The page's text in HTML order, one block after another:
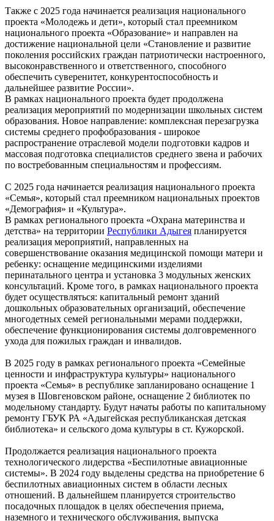
Также с 2025 года начинается реализация национального
проекта «Молодежь и дети», который стал преемником
национального проекта «Образование» и направлен на
достижение национальной цели «Становление и развитие
поколения российских граждан патриотически настроенного,
высоконравственного и ответственного, способного
обеспечить суверенитет, конкурентоспособность и
дальнейшее развитие России».
В рамках национального проекта будет продолжена
реализация мероприятий по модернизации школьных систем
образования. Новое направление: комплексная перезагрузка
системы среднего профобразования - широкое
распространение отраслевой модели подготовки кадров и
массовая подготовка специалистов среднего звена и рабочих
по востребованным специальностям и профессиям.
С 2025 года начинается реализация национального проекта
«Семья», который стал преемником национальных проектов
«Демография» и «Культура».
В рамках регионального проекта «Охрана материнства и
детства» на территории Республики Адыгея планируется
реализация мероприятий, направленных на
совершенствование оказания медицинской помощи матери и
ребенку: оснащение медицинскими изделиями
перинатального центра и установка 3 модульных женских
консультаций. Кроме того, в рамках национального проекта
будет осуществляться: капитальный ремонт зданий
дошкольных образовательных организаций, обеспечение
многодетных семей региональными мерами поддержки,
обеспечение функционирования системы долговременного
ухода для пожилых граждан и инвалидов.
В 2025 году в рамках регионального проекта «Семейные
ценности и инфраструктура культуры» национального
проекта «Семья» в республике запланировано оснащение 1
музея в Шовгеновском районе, оснащение 2 библиотек по
модельному стандарту. Будут начаты работы по капитальному
ремонту ГБУК РА «Адыгейская республиканская детская
библиотека» и сельского дома культуры в ст. Кужорской.
Продолжается реализация национального проекта
технологического лидерства «Беспилотные авиационные
системы». В 2024 году выделены средства на приобретение 6
беспилотных авиационных систем в области лесных
отношений. В дальнейшем планируется строительство
посадочных площадок в целях обеспечения приема,
наземного и технического обслуживания, выпуска